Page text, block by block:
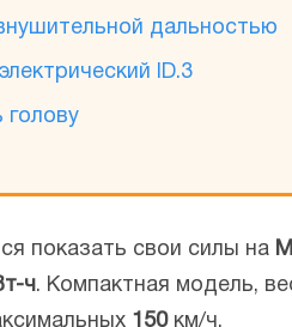
дальностью
ID.3
показать свои силы на
ч. Компактная модель,
150км/ч.